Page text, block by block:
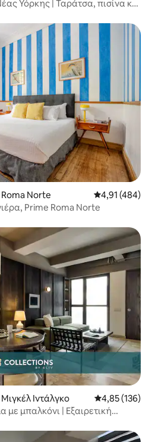
Υόρκης | Ταράτσα, πισίνα και
Norte Μέση
4,91 (484)
Prime Roma Norte
Ιντάλγκο Μέση
4,85 (136)
με μπαλκόνι | Εξαιρετική